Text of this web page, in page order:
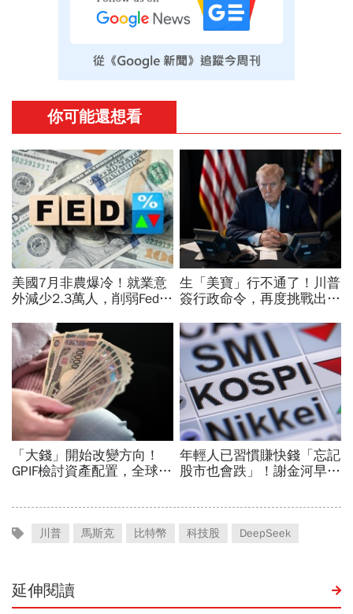
川普 馬斯克 比特幣 科技股 DeepSeek
延伸閱讀